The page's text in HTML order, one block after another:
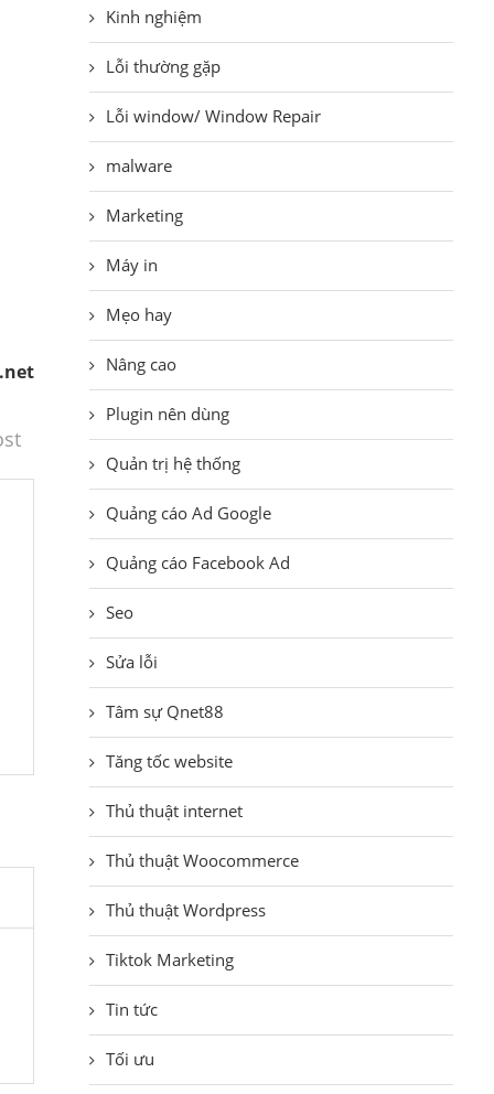
Kinh nghiệm
Lỗi thường gặp
Lỗi window/ Window Repair
malware
Marketing
Máy in
Mẹo hay
Nâng cao
Plugin nên dùng
Quản trị hệ thống
Quảng cáo Ad Google
Quảng cáo Facebook Ad
Seo
Sửa lỗi
Tâm sự Qnet88
Tăng tốc website
Thủ thuật internet
Thủ thuật Woocommerce
Thủ thuật Wordpress
Tiktok Marketing
Tin tức
Tối ưu